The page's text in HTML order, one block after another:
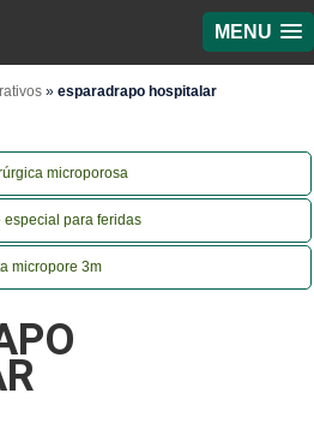
MENU
» esparadrapo hospitalar
microporosa
especial para feridas
micropore 3m